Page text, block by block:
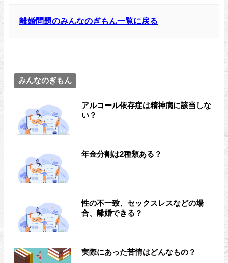
離婚問題のみんなのぎもん一覧に戻る
みんなのぎもん
アルコール依存症は精神病に該当しな
い？
年金分割は2種類ある？
性の不一致、セックスレスなどの場
合、離婚できる？
実際にあった苦情はどんなもの？